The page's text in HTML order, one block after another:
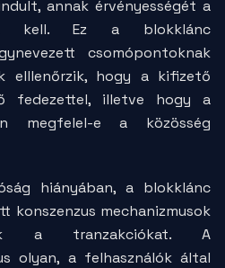
annak érvényességét a
kell. Ez a blokklánc
csomópontoknak
elllenőrzik, hogy a kifizető
fedezettel, illetve hogy a
megfelel-e a közösség
hiányában, a blokklánc
konszenzus mechanizmusok
a tranzakciókat. A
olyan, a felhasználók által